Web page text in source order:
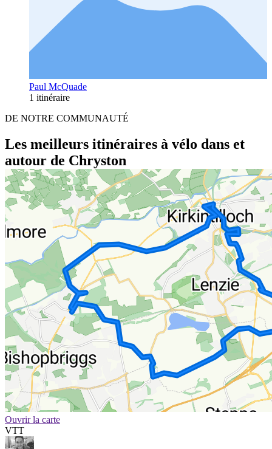
Paul McQuade
1 itinéraire
DE NOTRE COMMUNAUTÉ
Les meilleurs itinéraires à vélo dans et
autour de Chryston
Ouvrir la carte
VTT